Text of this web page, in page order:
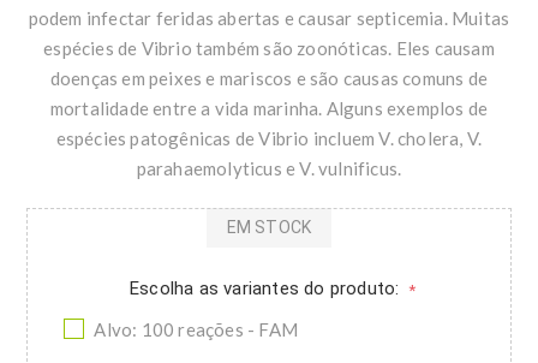
podem infectar feridas abertas e causar septicemia. Muitas
espécies de Vibrio também são zoonóticas. Eles causam
doenças em peixes e mariscos e são causas comuns de
mortalidade entre a vida marinha. Alguns exemplos de
espécies patogênicas de Vibrio incluem V. cholera, V.
parahaemolyticus e V. vulnificus.
Escolha as variantes do produto: *
Alvo: 100 reações - FAM
EM STOCK